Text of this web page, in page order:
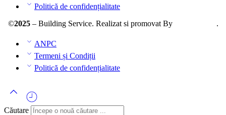
Politică de confidențialitate
©2025– Building Service. Realizat si promovat By .
ANPC
Termeni și Condiții
Politică de confidențialitate
Căutare